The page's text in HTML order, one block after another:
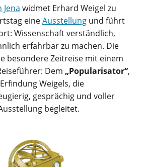
widmet Erhard Weigel zu
eineAusstellungund führt
Wissenschaft verständlich,
erfahrbar zu machen. Die
besondere Zeitreise mit einem
Dem „Popularisator“,
Weigels, die
gesprächig und voller
begleitet.